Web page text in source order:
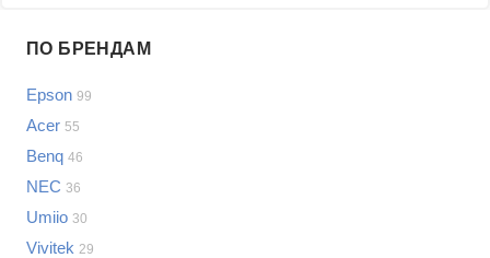
Samsung
LG
Sony
Bosch
Asus
Lenovo
Показать еще
ПО БРЕНДАМ
Epson 99
Acer 55
Benq 46
NEC 36
Umiio 30
Vivitek 29